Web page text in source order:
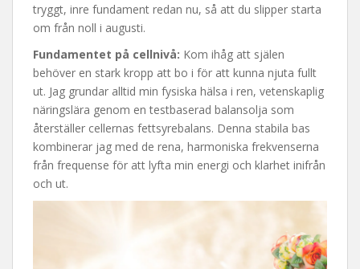
tryggt, inre fundament redan nu, så att du slipper starta
om från noll i augusti.
Fundamentet på cellnivå: Kom ihåg att själen
behöver en stark kropp att bo i för att kunna njuta fullt
ut. Jag grundar alltid min fysiska hälsa i ren, vetenskaplig
näringslära genom en testbaserad balansolja som
återställer cellernas fettsyrebalans. Denna stabila bas
kombinerar jag med de rena, harmoniska frekvenserna
från frequense för att lyfta min energi och klarhet inifrån
och ut.